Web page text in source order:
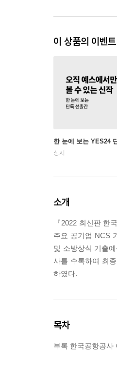
이 상품의 이벤트
한 눈에 보는 YES24
상시
소개
『2022 최신판 한
주요 공기업 NCS
및 소방상식 기출
사를 수록하여 최
하였다.
목차
부록 한국공항공사